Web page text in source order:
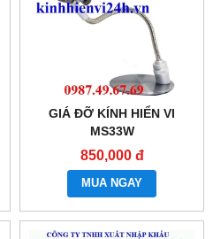
GIÁ ĐỠ KÍNH HIỂN VI
MS33W
850,000 đ
MUA NGAY